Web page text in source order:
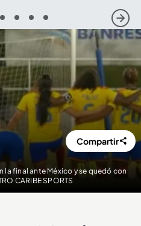
2 3 4 5
la final ante México y se quedó con
CARIBE SPORTS
Compartir